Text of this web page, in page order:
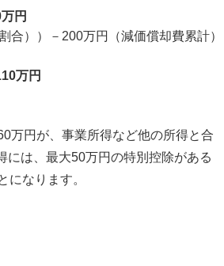
万円
合））－200万円（減価償却費累計）
万円
万円が、事業所得など他の所得と合
は、最大50万円の特別控除がある
になります。